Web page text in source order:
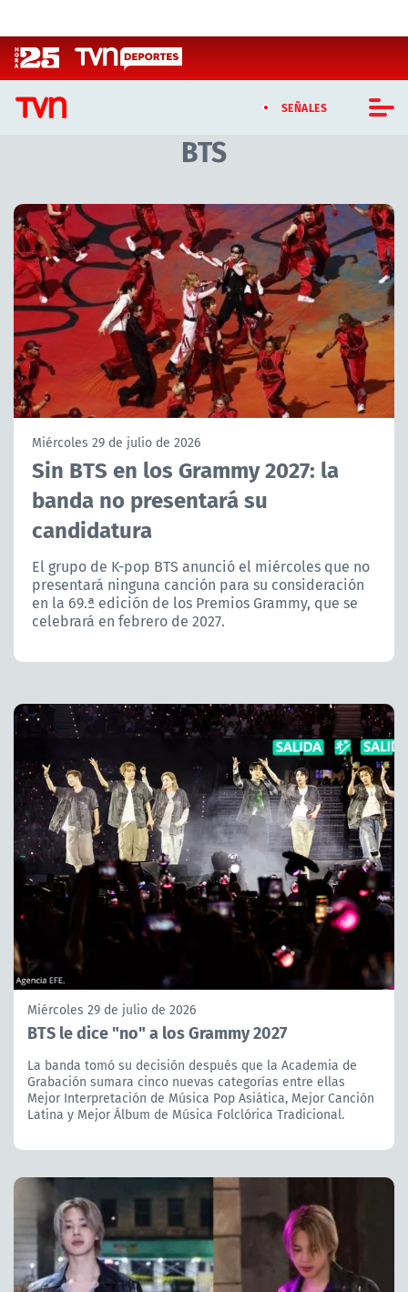
SEÑALES
CASTING MASTERCHEF CHILE
CASTING TVN VERTICAL
TVN VERTICAL
TVN PLAY
PROGRAMAS
TELESERIES
ACTUALIDAD Y TENDENCIAS
CORPORATIVO Y TRANSPARENCIA
CANAL DE DENUNCIAS
ÁREA DE PROYECTOS
BTS
Artículos relacionados con BTS
Miércoles 29 de julio de 2026
Sin BTS en los Grammy 2027: la
banda no presentará su
candidatura
El grupo de K-pop BTS anunció el miércoles que no
presentará ninguna canción para su consideración
en la 69.ª edición de los Premios Grammy, que se
celebrará en febrero de 2027.
Miércoles 29 de julio de 2026
BTS le dice "no" a los Grammy 2027
La banda tomó su decisión después que la Academia de
Grabación sumara cinco nuevas categorías entre ellas
Mejor Interpretación de Música Pop Asiática, Mejor Canción
Latina y Mejor Álbum de Música Folclórica Tradicional.